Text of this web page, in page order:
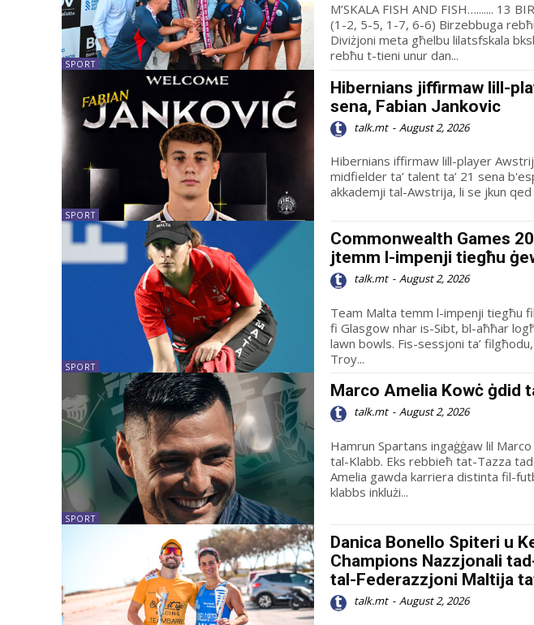
SPORT
M’SKALA FISH AND FISH…....... 13 BIRŻEBBUĠA…………………........20
(1-2, 5-5, 1-7, 6-6) Birzebbuga rebħu n-Knock-Out tal-Ewwel
Diviżjoni meta għelbu lilatsfskala
rebħu t-tieni unur dan...
SPORT
Hibernians jiffirmaw lill-
sena, Fabian Jankovic
talk.mt - August 2, 2026
Hibernians iffirmaw lill-player
midfielder ta’ talent ta’ 21 sena
akkademji tal-Awstrija, li se jkun
SPORT
Commonwealth Games
jtemm l-impenji tiegħu
talk.mt - August 2, 2026
Team Malta temm l-impenji tiegħu
fi Glasgow nhar is-Sibt, bl-aħħar
lawn bowls. Fis-sessjoni ta’ filgħodu, il-koppja Shaun Parnis u
Troy...
SPORT
Marco Amelia Kowċ ġdid
talk.mt - August 2, 2026
Hamrun Spartans ingaġġaw lil
tal-Klabb. Eks rebbieħ tat-Tazza tad-Dinja mal-Italja fl-2006,
Amelia gawda karriera distinta fil-
klabbs inklużi...
Danica Bonello Spiteri u
Champions Nazzjonali
tal-Federazzjoni Maltija
talk.mt - August 2, 2026